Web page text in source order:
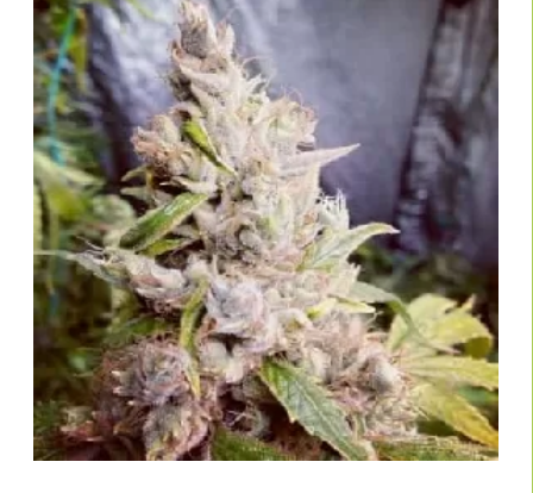
rendimiento de semillas de marihuana es la proporción de un gramo
por vatio. Esto significa que la planta produce un gramo de
marihuana por cada vatio de luz. Por supuesto, esto sólo se aplica si
no hay complicaciones durante el cultivo y el cultivador ya tiene algo
de experiencia. Esta relación se refiere al uso de lámparas de
descarga, HPS para abreviar. En el caso de la iluminación LED, se
aplican otros valores, pero no se pueden evaluar de forma
estandarizada debido a las diferentes luminarias.